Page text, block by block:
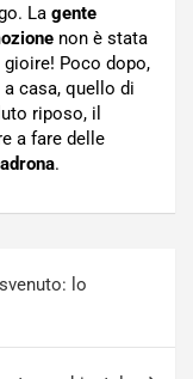
La gente
non è stata
gioire! Poco dopo,
casa, quello di
riposo, il
a fare delle
.
lo